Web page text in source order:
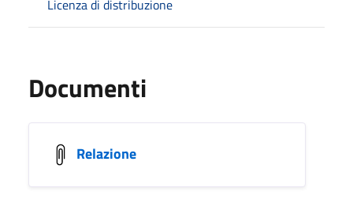
Licenza di distribuzione
Documenti
Relazione